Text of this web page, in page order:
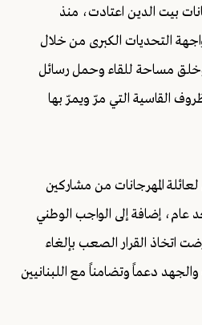
بيت الدين اعتادت، منذ
1984، على مواجهة التحديات الكبرى من خلال
مساحة للقاء وحمل رسائل
القاسية التي مرّ ويمرّ بها
لعائلة المهرجانات من مشاركين
عام، إضافة إلى الواجب الوطني
اتخاذ القرار الصعب بإلغاء
والجهد دعماً وتضامناً مع اللبنانيين